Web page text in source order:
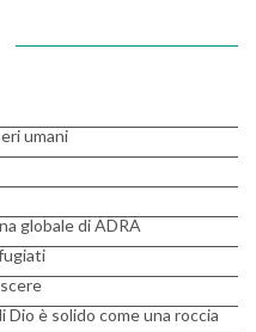
umani
globale di ADRA
Dio è solido come una roccia